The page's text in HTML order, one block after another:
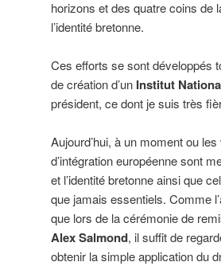
horizons et des quatre coins de
l’identité bretonne.
Ces efforts se sont développés
de création d’un Institut
président, ce dont je suis très
Aujourd’hui, à un moment ou
d’intégration européenne sont
et l’identité bretonne ainsi que
que jamais essentiels. Comme
que lors de la cérémonie de
Alex Salmond, il suffit de
obtenir la simple application du